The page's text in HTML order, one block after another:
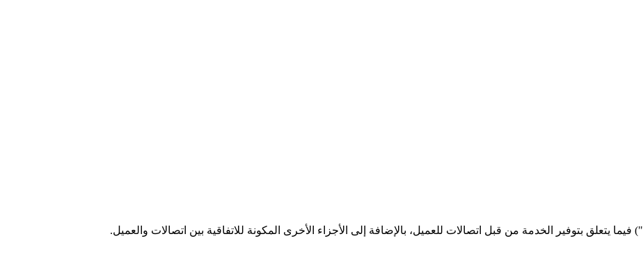
") فيما يتعلق بتوفير الخدمة من قبل اتصالات للعميل، بالإضافة إلى الأجزاء الأخرى المكونة للاتفاقية بين اتصالات والعميل.